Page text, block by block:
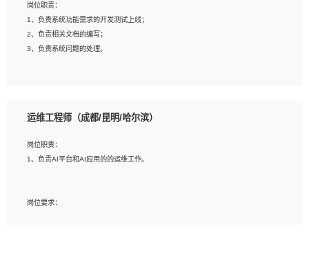
2、精通linux命令。
3、熟悉oracle、mysql 数据库。
4、善于沟通，具有良好的团队合作精神和协作能力。
5、必须有实际的生产环境系统维护经验。
岗位职责：
1、负责系统功能需求的开发测试上线；
2、负责相关文档的编写；
3、负责系统问题的处理。
2、熟悉linux命令；
4、熟练使用oracle、mysql进行开发；
5、熟悉流程开发如使用activiti；
运维工程师（成都/昆明/哈尔滨）
岗位职责：
1、负责AI平台和AI应用的的运维工作。
岗位要求：